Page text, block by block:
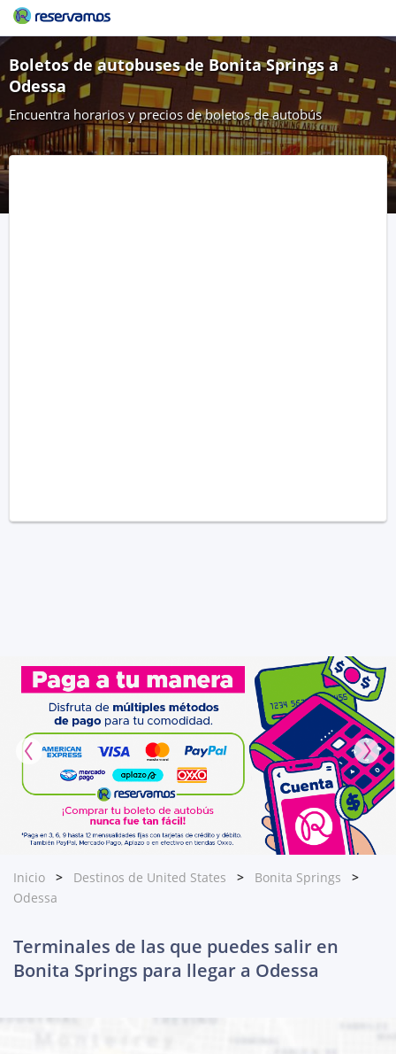
Boletos de autobuses de Bonita Springs a
Odessa
Encuentra horarios y precios de boletos de autobús
Inicio Destinos de United States
Bonita Springs
Odessa
Terminales de las que puedes salir en
Bonita Springs para llegar a Odessa